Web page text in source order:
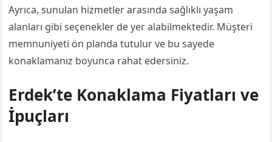
Ayrıca, sunulan hizmetler arasında sağlıklı yaşam
alanları gibi seçenekler de yer alabilmektedir. Müşteri
memnuniyeti ön planda tutulur ve bu sayede
konaklamanız boyunca rahat edersiniz.
Erdek’te Konaklama Fiyatları ve
İpuçları